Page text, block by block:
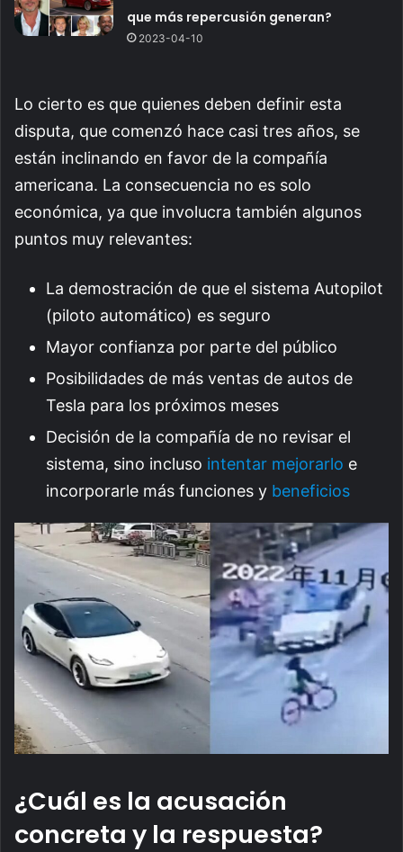
que más repercusión generan?
2023-04-10
Lo cierto es que quienes deben definir esta
disputa, que comenzó hace casi tres años, se
están inclinando en favor de la compañía
americana. La consecuencia no es solo
económica, ya que involucra también algunos
puntos muy relevantes:
La demostración de que el sistema Autopilot
(piloto automático) es seguro
Mayor confianza por parte del público
Posibilidades de más ventas de autos de
Tesla para los próximos meses
Decisión de la compañía de no revisar el
sistema, sino incluso intentar mejorarlo e
incorporarle más funciones y beneficios
¿Cuál es la acusación
concreta y la respuesta?